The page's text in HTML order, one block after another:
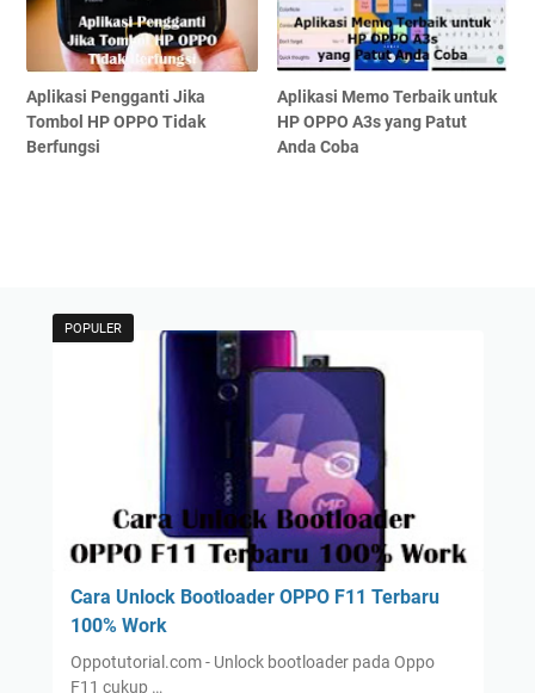
Aplikasi Pengganti Jika
Tombol HP OPPO Tidak
Berfungsi
Aplikasi Memo Terbaik untuk
HP OPPO A3s yang Patut
Anda Coba
POPULER
Cara Unlock Bootloader OPPO F11 Terbaru
100% Work
Oppotutorial.com - Unlock bootloader pada Oppo
F11 cukup …